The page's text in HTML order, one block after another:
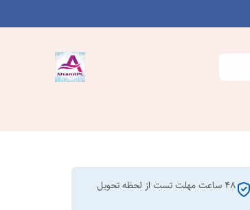
۴۸ ساعت مهلت تست از لحظه تحویل